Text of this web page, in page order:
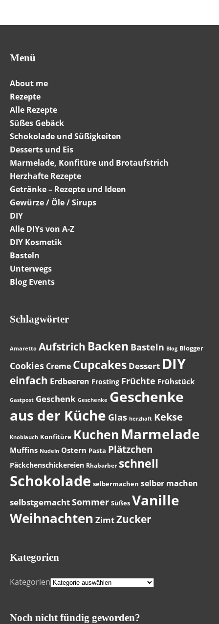
Menü
About me
Rezepte
Alle Rezepte
Süßes Gebäck
Schokolade und Süßigkeiten
Desserts und Eis
Marmelade, Konfitüre und Brotaufstrich
Herzhafte Rezepte
Getränke – Rezepte und Ideen
Gewürze / Öle / Sirups
DIY
Alle DIYs von A-Z
DIY Kosmetik
Basteln
Unterwegs
Blog Events
Schlagwörter
Amaretto Aufstrich Backen Basteln Blog Blogger
Cookies Creme Cupcakes Dessert DIY
einfach Erdbeeren Frosting Früchte Frühstück
Gastpost Geschenk Geschenke Geschenke
aus der Küche Glas herzhaft Kekse
Knoblauch Konfitüre Kuchen Marmelade
Muffins Nudeln Ostern Pasta Plätzchen
Päckchenschickereien Rhabarber schnell
Schokolade selbermachen selber machen
selbstgemachtSommer Süßes Vanille
Weihnachten ZimtZucker
Kategorien
Kategorien
Noch nicht fündig geworden?